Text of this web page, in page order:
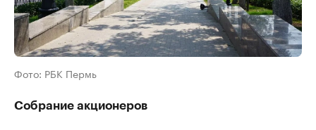
Фото: РБК Пермь
Собрание акционеров